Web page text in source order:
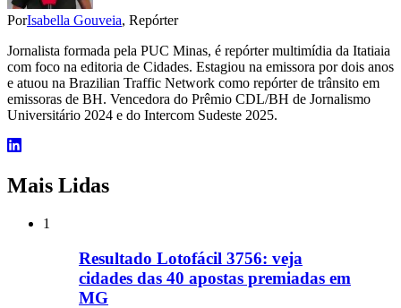
PorIsabella Gouveia, Repórter
Jornalista formada pela PUC Minas, é repórter multimídia da Itatiaia
com foco na editoria de Cidades. Estagiou na emissora por dois anos
e atuou na Brazilian Traffic Network como repórter de trânsito em
emissoras de BH. Vencedora do Prêmio CDL/BH de Jornalismo
Universitário 2024 e do Intercom Sudeste 2025.
Mais Lidas
1
Resultado Lotofácil 3756: veja
cidades das 40 apostas premiadas em
MG